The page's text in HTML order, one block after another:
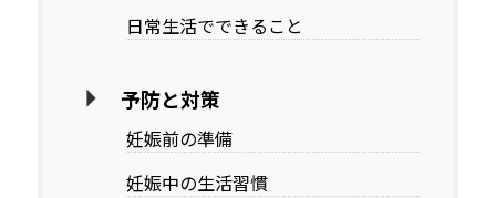
日常生活でできること
予防と対策
妊娠前の準備
妊娠中の生活習慣